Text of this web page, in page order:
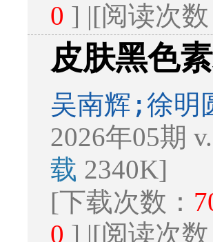
0 ] |[阅读次数
皮肤黑色
吴南辉;徐
2026年05期
载 2340K]
[下载次数：
0 ] |[阅读次数